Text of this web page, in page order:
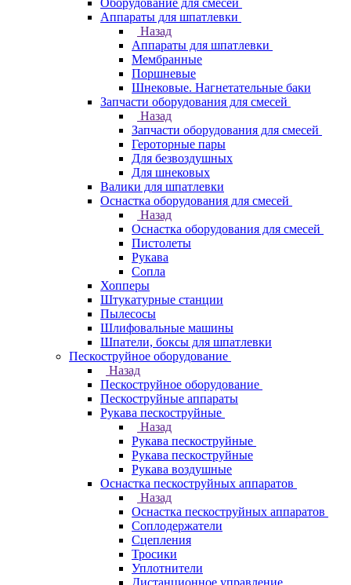
Оборудование для смесей
Аппараты для шпатлевки
Назад
Аппараты для шпатлевки
Мембранные
Поршневые
Шнековые. Нагнетательные баки
Запчасти оборудования для смесей
Назад
Запчасти оборудования для смесей
Героторные пары
Для безвоздушных
Для шнековых
Валики для шпатлевки
Оснастка оборудования для смесей
Назад
Оснастка оборудования для смесей
Пистолеты
Рукава
Сопла
Хопперы
Штукатурные станции
Пылесосы
Шлифовальные машины
Шпатели, боксы для шпатлевки
Пескоструйное оборудование
Назад
Пескоструйное оборудование
Пескоструйные аппараты
Рукава пескоструйные
Назад
Рукава пескоструйные
Рукава пескоструйные
Рукава воздушные
Оснастка пескоструйных аппаратов
Назад
Оснастка пескоструйных аппаратов
Соплодержатели
Сцепления
Тросики
Уплотнители
Дистанционное управление